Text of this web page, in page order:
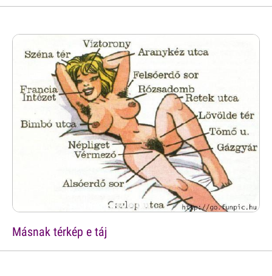
Másnak térkép e táj